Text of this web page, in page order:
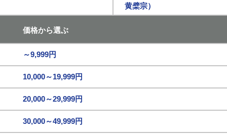
黄檗宗）
価格から選ぶ
～9,999円
10,000～19,999円
20,000～29,999円
30,000～49,999円